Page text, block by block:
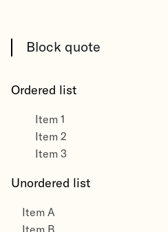
Block quote
Ordered list
Item 1
Item 2
Item 3
Unordered list
Item A
Item B